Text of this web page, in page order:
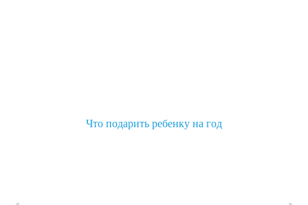
Что подарить ребенку на год